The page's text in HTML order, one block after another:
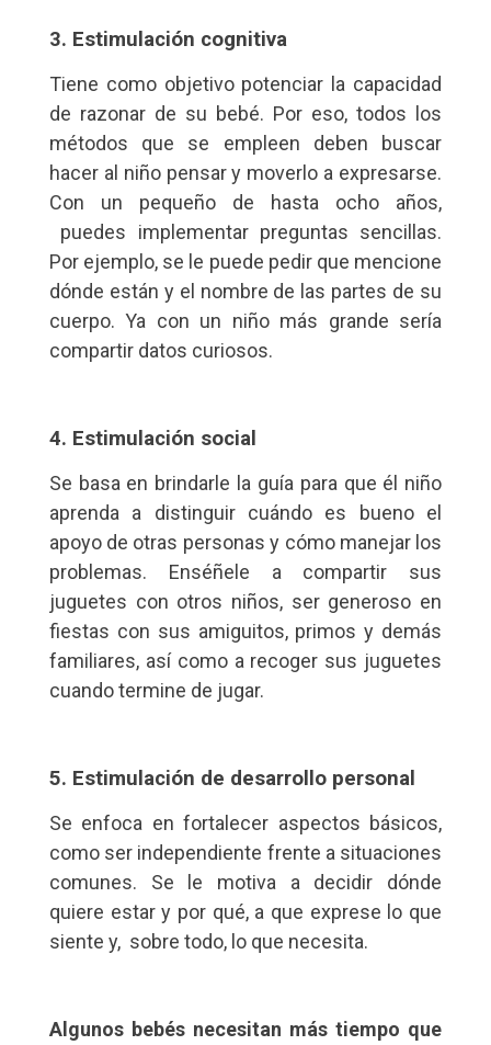
3. Estimulación cognitiva
Tiene como objetivo potenciar la capacidad
de razonar de su bebé. Por eso, todos los
métodos que se empleen deben buscar
hacer al niño pensar y moverlo a expresarse.
Con un pequeño de hasta ocho años,
puedes implementar preguntas sencillas.
Por ejemplo, se le puede pedir que mencione
dónde están y el nombre de las partes de su
cuerpo. Ya con un niño más grande sería
compartir datos curiosos.
4. Estimulación social
Se basa en brindarle la guía para que él niño
aprenda a distinguir cuándo es bueno el
apoyo de otras personas y cómo manejar los
problemas. Enséñele a compartir sus
juguetes con otros niños, ser generoso en
fiestas con sus amiguitos, primos y demás
familiares, así como a recoger sus juguetes
cuando termine de jugar.
5. Estimulación de desarrollo personal
Se enfoca en fortalecer aspectos básicos,
como ser independiente frente a situaciones
comunes. Se le motiva a decidir dónde
quiere estar y por qué, a que exprese lo que
siente y, sobre todo, lo que necesita.
Algunos bebés necesitan más tiempo que